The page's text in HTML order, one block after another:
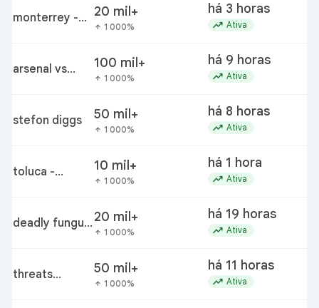
monterrey -
20 mil+
arrow_upward 1 000%
há 3 horas
trending_up Ativa
arsenal vs
100 mil+
arrow_upward 1 000%
há 9 horas
trending_up Ativa
stefon diggs 50 mil+
arrow_upward 1 000%
há 8 horas
trending_up Ativa
toluca -
10 mil+
arrow_upward 1 000%
há 1 hora
trending_up Ativa
deadly fungus 20 mil+
arrow_upward 1 000%
há 19 horas
trending_up Ativa
threats
50 mil+
arrow_upward 1 000%
há 11 horas
trending_up Ativa